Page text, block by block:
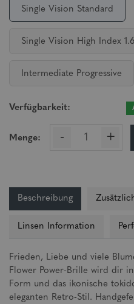
Single Vision Standard
Single Vision High Index
Intermediate Progressive
Verfügbarkeit:
Menge: - +
Beschreibung
Linsen Information
Frieden, Liebe und viele
Flower Power-Brille wird dir
Form und das ikonische
eleganten Retro-Stil.